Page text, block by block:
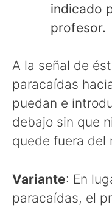
indicado
profesor.
A la señal de
paracaídas
puedan e
debajo sin que
quede fuera del
Variante: En
paracaídas, el